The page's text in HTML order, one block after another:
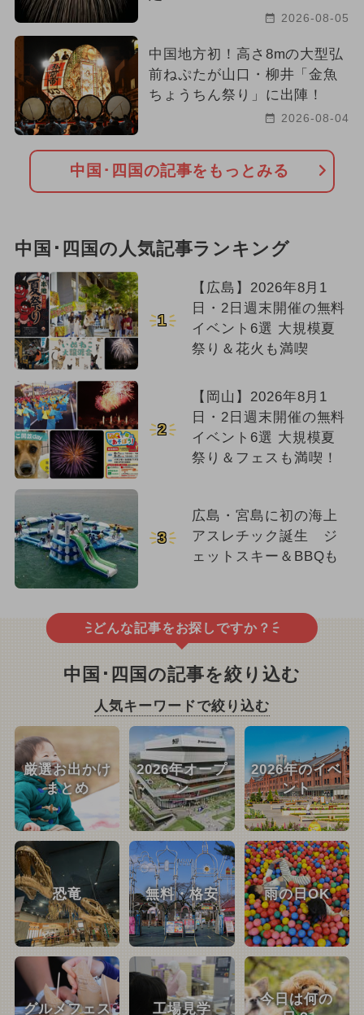
2026-08-05
中国地方初！高さ8mの大型弘
前ねぷたが山口・柳井「金魚
ちょうちん祭り」に出陣！
2026-08-04
中国･四国の記事をもっとみる
中国･四国の人気記事ランキング
1
【広島】2026年8月1
日・2日週末開催の無料
イベント6選 大規模夏
祭り＆花火も満喫
2
【岡山】2026年8月1
日・2日週末開催の無料
イベント6選 大規模夏
祭り＆フェスも満喫！
3
広島・宮島に初の海上
アスレチック誕生 ジ
ェットスキー＆BBQも
どんな記事をお探しですか？
中国･四国の記事を絞り込む
人気キーワードで絞り込む
厳選お出かけ
まとめ
2026年オープ
ン
2026年のイベ
ント
恐竜 無料・格安 雨の日OK
グルメフェス 工場見学
今日は何の